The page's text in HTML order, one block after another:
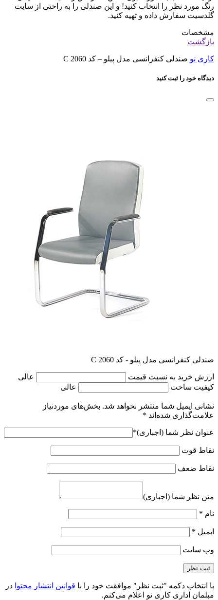
رنگ مورد نظر را انتخاب کنید! و این صندلی را به راحتی از سایت
گلدسیت سفارش داده و تهیه کنید.
مشخصات
بازگشت
کاری نو صندلی کنفرانسی مدل پیلو – کد C 2060
دیدگاه خود را ثبت کنید
صندلی کنفرانسی مدل پیلو - کد C 2060
ارزش خرید به نسبت قیمت
عالی
کیفیت ساخت
عالی
نشانی ایمیل شما منتشر نخواهد شد. بخش‌های موردنیاز
علامت‌گذاری شده‌اند *
عنوان نظر شما (اجباری)*
نقاط قوت
نقاط ضعف
متن نظر شما (اجباری)
نام *
ایمیل *
وب‌ سایت
با انتخاب دکمه "ثبت نظر" موافقت خود را با قوانین انتشار محتوا در
مبلمان اداری کاری نو اعلام می‌کنم.